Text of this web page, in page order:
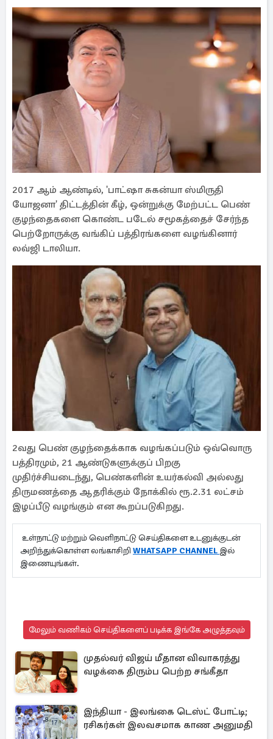
2017 ஆம் ஆண்டில், 'பாட்ஷா சுகன்யா ஸ்மிருதி
யோஜனா' திட்டத்தின் கீழ், ஒன்றுக்கு மேற்பட்ட பெண்
குழந்தைகளை கொண்ட படேல் சமூகத்தைச் சேர்ந்த
பெற்றோருக்கு வங்கிப் பத்திரங்களை வழங்கினார்
லவ்ஜி டாலியா.
2வது பெண் குழந்தைக்காக வழங்கப்படும் ஒவ்வொரு
பத்திரமும், 21 ஆண்டுகளுக்குப் பிறகு
முதிர்ச்சியடைந்து, பெண்களின் உயர்கல்வி அல்லது
திருமணத்தை ஆதரிக்கும் நோக்கில் ரூ.2.31 லட்சம்
இழப்பீடு வழங்கும் என கூறப்படுகிறது.
உள்நாட்டு மற்றும் வெளிநாட்டு செய்திகளை உடனுக்குடன்
அறிந்துக்கொள்ள லங்காசிறி WHATSAPP CHANNEL இல்
இணையுங்கள்.
மேலும் வணிகம் செய்திகளைப் படிக்க இங்கே அழுத்தவும்
முதல்வர் விஜய் மீதான விவாகரத்து
வழக்கை திரும்ப பெற்ற சங்கீதா
இந்தியா - இலங்கை டெஸ்ட் போட்டி;
ரசிகர்கள் இலவசமாக காண அனுமதி